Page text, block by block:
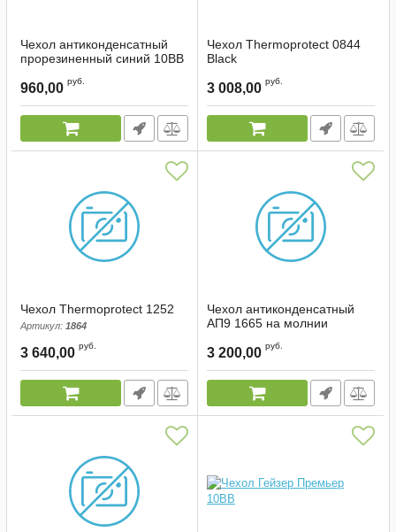
Чехол антиконденсатный
прорезиненный синий 10ВВ
960,00 руб.
Чехол Thermoprotect 0844
Black
3 008,00 руб.
Чехол Thermoprotect 1252
Артикул: 1864
3 640,00 руб.
Чехол антиконденсатный
АП9 1665 на молнии
Артикул: 00064
3 200,00 руб.